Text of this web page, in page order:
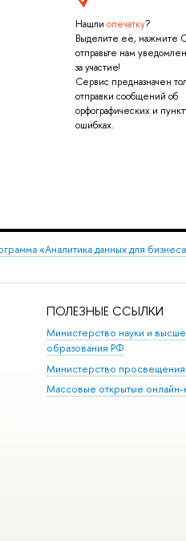
Нашли опечатку?
Выделите её, нажмите
отправьте нам
за участие!
Сервис предназначен
отправки сообщений об
орфографических и
ошибках.
«Аналитика данных для
ПОЛЕЗНЫЕ ССЫЛКИ
Министерство науки и
образования РФ
Министерство
Массовые открытые онлайн-